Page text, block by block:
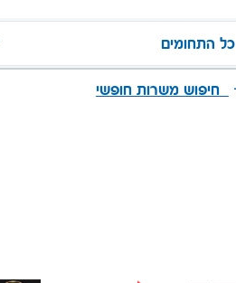
כל התחומים
חיפוש משרות חופשי